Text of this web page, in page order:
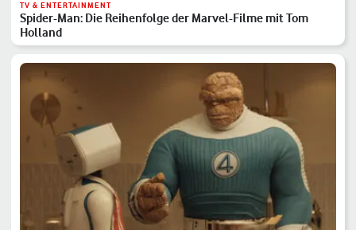
TV & ENTERTAINMENT
Spider-Man: Die Reihenfolge der Marvel-Filme mit Tom
Holland